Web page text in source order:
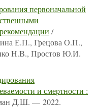
первоначальной
/
Е.П., Грецова О.П.,
Н.В., Простов Ю.И.
и смертности :
Д.Ш. — 2022.